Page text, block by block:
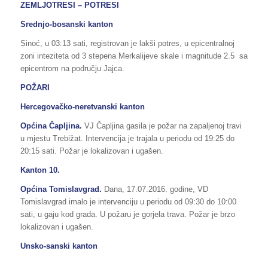
ZEMLJOTRESI – POTRESI
Srednjo-bosanski kanton
Sinoć, u 03:13 sati, registrovan je lakši potres, u epicentralnoj
zoni inteziteta od 3 stepena Merkalijeve skale i magnitude 2.5 sa
epicentrom na području Jajca.
POŽARI
Hercegovačko-neretvanski kanton
Općina Čapljina. VJ Čapljina gasila je požar na zapaljenoj travi
u mjestu Trebižat. Intervencija je trajala u periodu od 19:25 do
20:15 sati. Požar je lokalizovan i ugašen.
Kanton 10.
Općina Tomislavgrad. Dana, 17.07.2016. godine, VD
Tomislavgrad imalo je intervenciju u periodu od 09:30 do 10:00
sati, u gaju kod grada. U požaru je gorjela trava. Požar je brzo
lokalizovan i ugašen.
Unsko-sanski kanton